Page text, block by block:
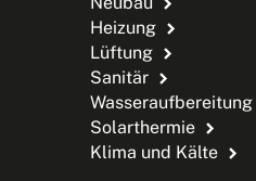
Heizung
Lüftung
Sanitär
Wasseraufbereitung
Solarthermie
Klima und Kälte